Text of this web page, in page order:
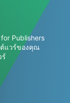
Publishers
แวร์ของคุณ
ร์